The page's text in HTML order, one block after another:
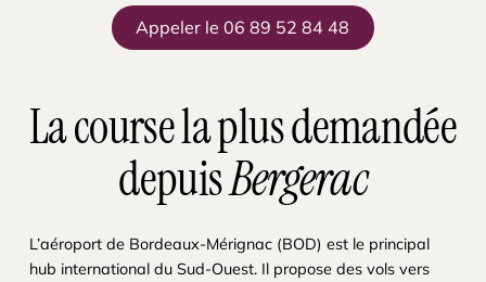
Appeler le 06 89 52 84 48
La course la plus demandée
depuisBergerac
L’aéroport de Bordeaux-Mérignac (BOD) est le principal
hub international du Sud-Ouest. Il propose des vols vers